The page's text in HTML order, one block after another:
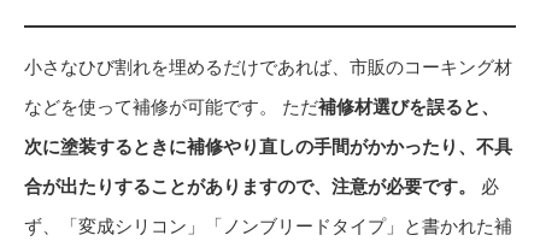
小さなひび割れを埋めるだけであれば、市販のコーキング材
などを使って補修が可能です。 ただ補修材選びを誤ると、
次に塗装するときに補修やり直しの手間がかかったり、不具
合が出たりすることがありますので、注意が必要です。
必
ず、「変成シリコン」「ノンブリードタイプ」と書かれた補